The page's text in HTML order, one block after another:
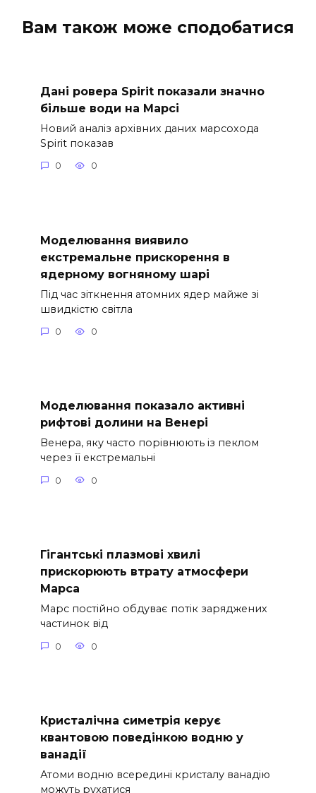
Вам також може сподобатися
Дані ровера Spirit показали значно
більше води на Марсі
Новий аналіз архівних даних марсохода
Spirit показав
0 0
Моделювання виявило
екстремальне прискорення в
ядерному вогняному шарі
Під час зіткнення атомних ядер майже зі
швидкістю світла
0 0
Моделювання показало активні
рифтові долини на Венері
Венера, яку часто порівнюють із пеклом
через її екстремальні
0 0
Гігантські плазмові хвилі
прискорюють втрату атмосфери
Марса
Марс постійно обдуває потік заряджених
частинок від
0 0
Кристалічна симетрія керує
квантовою поведінкою водню у
ванадії
Атоми водню всередині кристалу ванадію
можуть рухатися